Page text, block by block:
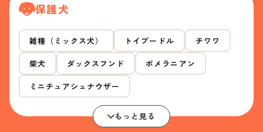
保護犬
雑種（ミックス犬） トイプードル チワワ
柴犬 ダックスフンド ポメラニアン
ミニチュアシュナウザー
もっと見る